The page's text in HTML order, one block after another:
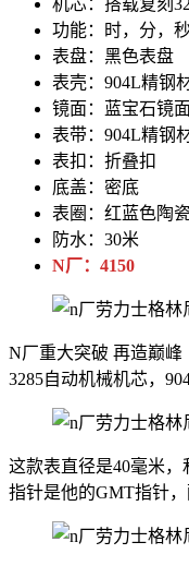
功能：时，分，
表盘：黑色表盘
表壳：904L精钢
镜面：蓝宝石镜面
表带：904L精钢
表扣：折叠扣
底盖：密底
表圈：红蓝色陶
防水：30米
N厂：4150
N厂重大突破 再造巅峰
3285自动机械机芯，
这款表直径是40毫米
指针是他的GMT指针